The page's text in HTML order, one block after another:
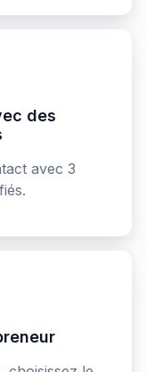
des
avec 3